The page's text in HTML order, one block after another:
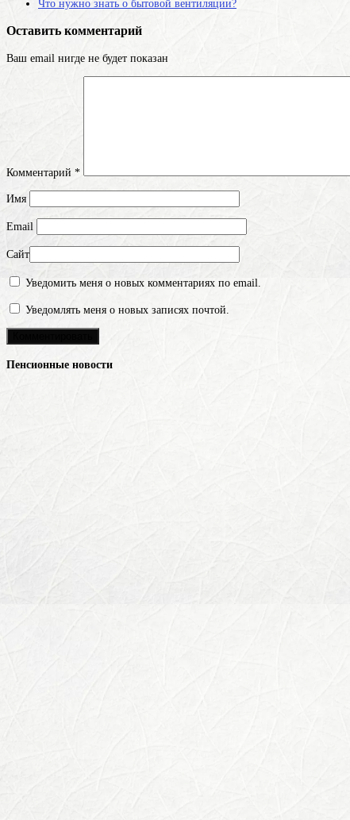
Что нужно знать о бытовой вентиляции?
Оставить комментарий
Ваш email нигде не будет показан
Комментарий *
Имя
Email
Сайт
Уведомить меня о новых комментариях по email.
Уведомлять меня о новых записях почтой.
Пенсионные новости